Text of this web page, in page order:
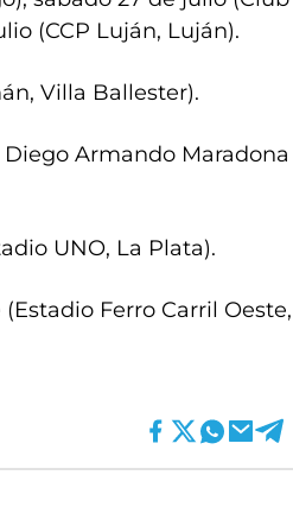
(CCP Luján, Luján).
Villa Ballester).
Armando Maradona
UNO, La Plata).
Ferro Carril Oeste,